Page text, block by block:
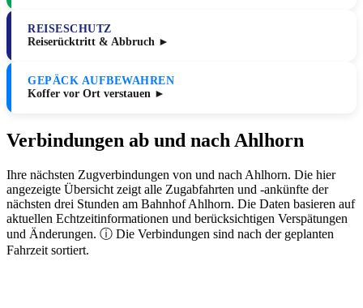
REISESCHUTZ
Reiserücktritt & Abbruch ►
GEPÄCK AUFBEWAHREN
Koffer vor Ort verstauen ►
Verbindungen ab und nach Ahlhorn
Ihre nächsten Zugverbindungen von und nach Ahlhorn. Die hier
angezeigte Übersicht zeigt alle Zugabfahrten und -ankünfte der
nächsten drei Stunden am Bahnhof Ahlhorn. Die Daten basieren auf
aktuellen Echtzeitinformationen und berücksichtigen Verspätungen
und Änderungen. ⓘ Die Verbindungen sind nach der geplanten
Fahrzeit sortiert.